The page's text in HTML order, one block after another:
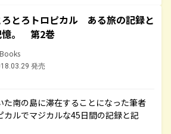
ろとろトロピカル ある旅の記録と
憶。 第2巻
発売
た南の島に滞在することになった筆者
カルでマジカルな45日間の記録と記